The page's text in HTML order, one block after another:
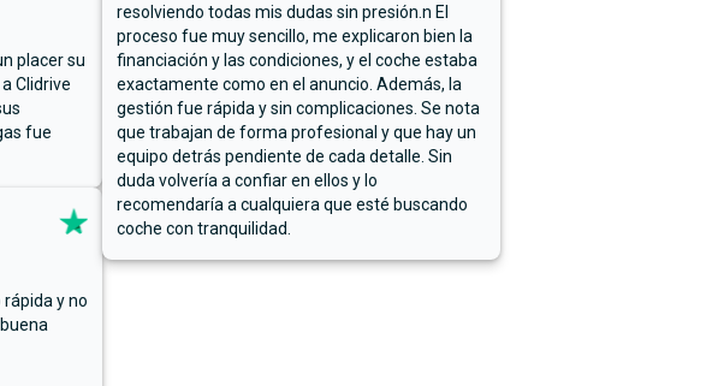
placer su
Clidrive
fue
rápida y no
resolviendo todas mis dudas sin presión.n El
proceso fue muy sencillo, me explicaron bien la
financiación y las condiciones, y el coche estaba
exactamente como en el anuncio. Además, la
gestión fue rápida y sin complicaciones. Se nota
que trabajan de forma profesional y que hay un
equipo detrás pendiente de cada detalle. Sin
duda volvería a confiar en ellos y lo
recomendaría a cualquiera que esté buscando
coche con tranquilidad.